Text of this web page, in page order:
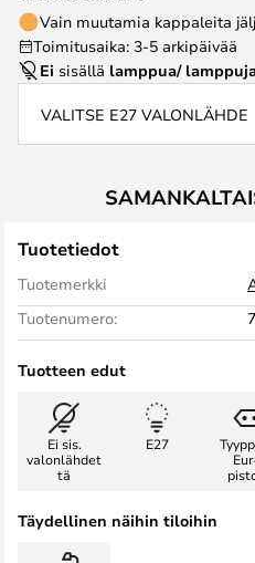
Vain muutamia kappaleita
Toimitusaika: 3-5 arkipäivää
Ei sisällä lamppua/
VALITSE E27 VALONLÄHDE
Tuotetiedot
Tuotemerkki
Tuotenumero:
Tuotteen edut
Ei sis.
valonlähdet
tä
E27
Täydellinen näihin tiloihin